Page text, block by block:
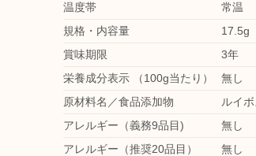
温度帯
常温
規格・内容量
17.5g
賞味期限
3年
栄養成分表示 （100g当たり）
無し
原材料名／食品添加物
ルイ
アレルギー（義務9品目)
無し
アレルギー（推奨20品目）
無し